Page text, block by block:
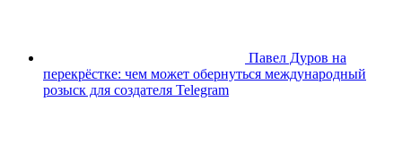
Павел Дуров на
перекрёстке: чем может обернуться международный
розыск для создателя Telegram